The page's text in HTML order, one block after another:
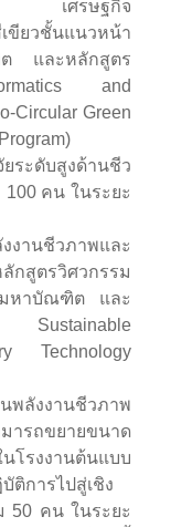
าพ เศรษฐกิจ
ยวชั้นแนวหน้า
ต และหลักสูตร
and
Circular Green
ะดับสูงด้านชีว
100 คน ในระยะ
งานชีวภาพและ
สูตรวิศวกรรม
มหาบัณฑิต และ
Sustainable
Technology
พลังงานชีวภาพ
ถขยายขนาด
โรงงานต้นแบบ
ติการไปสู่เชิง
50 คน ในระยะ